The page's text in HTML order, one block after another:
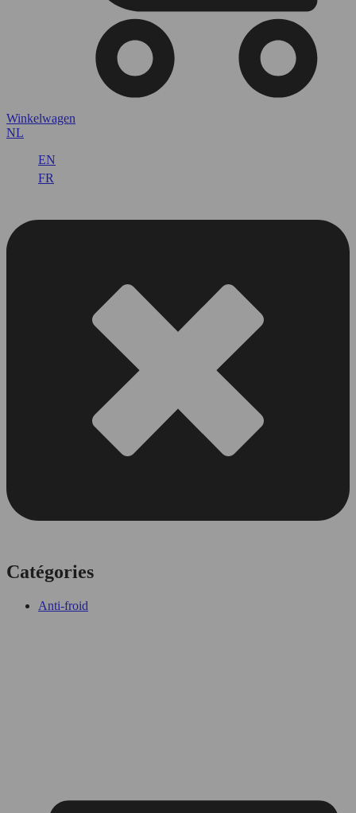
Winkelwagen
NL
EN
FR
Catégories
Anti-froid